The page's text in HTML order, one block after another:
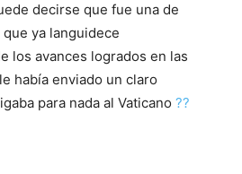
decirse que fue una de
ya languidece
los avances logrados en las
había enviado un claro
para nada al Vaticano ??